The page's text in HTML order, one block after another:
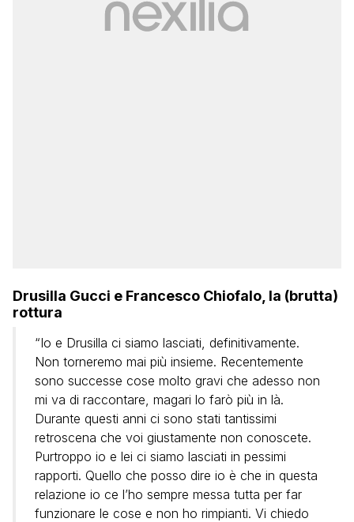
Drusilla Gucci e Francesco Chiofalo, la (brutta)
rottura
“Io e Drusilla ci siamo lasciati, definitivamente.
Non torneremo mai più insieme. Recentemente
sono successe cose molto gravi che adesso non
mi va di raccontare, magari lo farò più in là.
Durante questi anni ci sono stati tantissimi
retroscena che voi giustamente non conoscete.
Purtroppo io e lei ci siamo lasciati in pessimi
rapporti. Quello che posso dire io è che in questa
relazione io ce l’ho sempre messa tutta per far
funzionare le cose e non ho rimpianti. Vi chiedo